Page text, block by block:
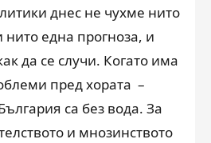
днес не чухме нито
една прогноза, и
да се случи. Когато има
пред хората –
са без вода. За
и мнозинството